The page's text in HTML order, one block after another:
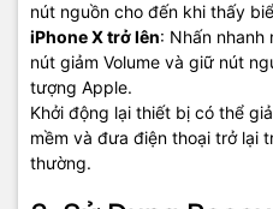
nút nguồn cho đến khi thấy
iPhone X trở lên: Nhấn nhanh
nút giảm Volume và giữ nút
tượng Apple.
Khởi động lại thiết bị có thể
mềm và đưa điện thoại trở lại
thường.